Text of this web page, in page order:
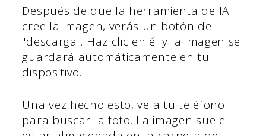
Después de que la herramienta de IA
cree la imagen, verás un botón de
"descarga". Haz clic en él y la imagen se
guardará automáticamente en tu
dispositivo.
Una vez hecho esto, ve a tu teléfono
para buscar la foto. La imagen suele